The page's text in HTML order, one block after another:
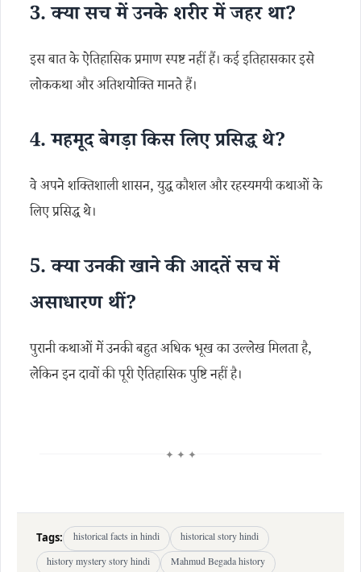
3. क्या सच में उनके शरीर में जहर था?
इस बात के ऐतिहासिक प्रमाण स्पष्ट नहीं हैं। कई इतिहासकार इसे
लोककथा और अतिशयोक्ति मानते हैं।
4. महमूद बेगड़ा किस लिए प्रसिद्ध थे?
वे अपने शक्तिशाली शासन, युद्ध कौशल और रहस्यमयी कथाओं के
लिए प्रसिद्ध थे।
5. क्या उनकी खाने की आदतें सच में
असाधारण थीं?
पुरानी कथाओं में उनकी बहुत अधिक भूख का उल्लेख मिलता है,
लेकिन इन दावों की पूरी ऐतिहासिक पुष्टि नहीं है।
✦ ✦ ✦
Tags: historical facts in hindi
historical story hindi
history mystery story hindi
Mahmud Begada history